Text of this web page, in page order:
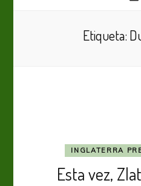
Etiqueta:
INGLATERRA
Esta vez,